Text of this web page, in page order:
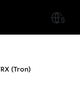
(Tron)